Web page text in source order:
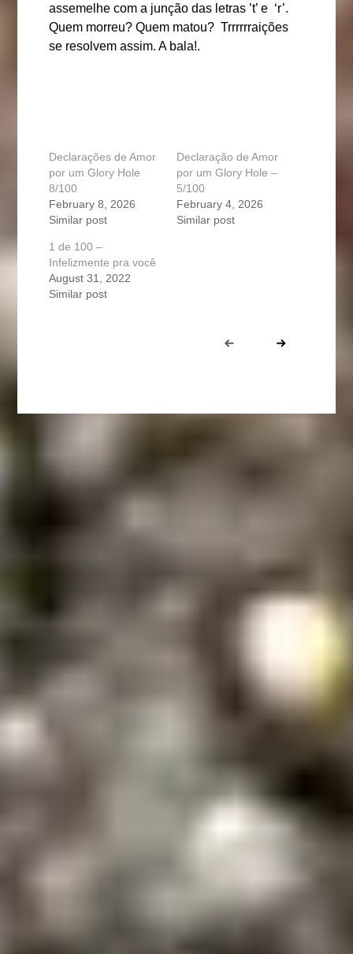
assemelhe com a junção das letras ’t’ e ‘r’.
Quem morreu? Quem matou? Trrrrrraições
se resolvem assim. A bala!.
Declarações de Amor
por um Glory Hole
8/100
February 8, 2026
Similar post
Declaração de Amor
por um Glory Hole –
5/100
February 4, 2026
Similar post
1 de 100 –
Infelizmente pra você
August 31, 2022
Similar post